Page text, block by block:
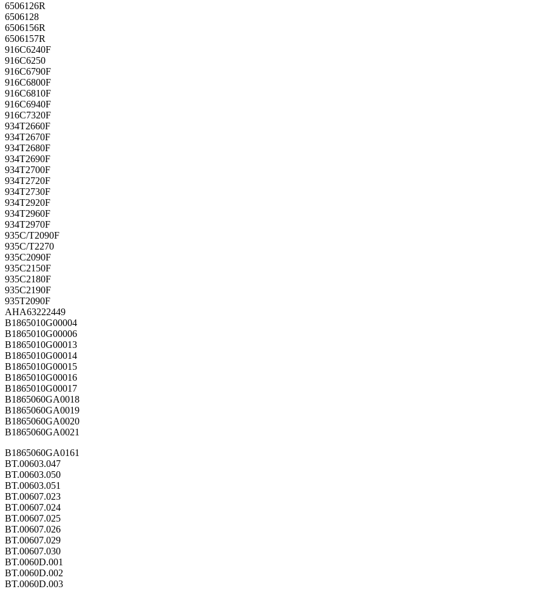
6506126R
6506128
6506156R
6506157R
916C6240F
916C6250
916C6790F
916C6800F
916C6810F
916C6940F
916C7320F
934T2660F
934T2670F
934T2680F
934T2690F
934T2700F
934T2720F
934T2730F
934T2920F
934T2960F
934T2970F
935C/T2090F
935C/T2270
935C2090F
935C2150F
935C2180F
935C2190F
935T2090F
AHA63222449
B1865010G00004
B1865010G00006
B1865010G00013
B1865010G00014
B1865010G00015
B1865010G00016
B1865010G00017
B1865060GA0018
B1865060GA0019
B1865060GA0020
B1865060GA0021
B1865060GA0161
BT.00603.047
BT.00603.050
BT.00603.051
BT.00607.023
BT.00607.024
BT.00607.025
BT.00607.026
BT.00607.029
BT.00607.030
BT.0060D.001
BT.0060D.002
BT.0060D.003